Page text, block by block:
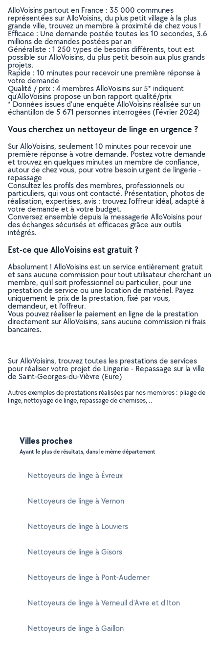
AlloVoisins partout en France : 35 000 communes
représentées sur AlloVoisins, du plus petit village à la plus
grande ville, trouvez un membre à proximité de chez vous !
Efficace : Une demande postée toutes les 10 secondes, 3.6
millions de demandes postées par an
Généraliste : 1 250 types de besoins différents, tout est
possible sur AlloVoisins, du plus petit besoin aux plus grands
projets.
Rapide : 10 minutes pour recevoir une première réponse à
votre demande
Qualité / prix : 4 membres AlloVoisins sur 5* indiquent
qu’AlloVoisins propose un bon rapport qualité/prix
* Données issues d’une enquête AlloVoisins réalisée sur un
échantillon de 5 671 personnes interrogées (Février 2024)
Vous cherchez un nettoyeur de linge en urgence ?
Sur AlloVoisins, seulement 10 minutes pour recevoir une
première réponse à votre demande. Postez votre demande
et trouvez en quelques minutes un membre de confiance,
autour de chez vous, pour votre besoin urgent de lingerie -
repassage
Consultez les profils des membres, professionnels ou
particuliers, qui vous ont contacté. Présentation, photos de
réalisation, expertises, avis : trouvez l'offreur idéal, adapté à
votre demande et à votre budget.
Conversez ensemble depuis la messagerie AlloVoisins pour
des échanges sécurisés et efficaces grâce aux outils
intégrés.
Est-ce que AlloVoisins est gratuit ?
Absolument ! AlloVoisins est un service entièrement gratuit
et sans aucune commission pour tout utilisateur cherchant un
membre, qu’il soit professionnel ou particulier, pour une
prestation de service ou une location de matériel. Payez
uniquement le prix de la prestation, fixé par vous,
demandeur, et l’offreur.
Vous pouvez réaliser le paiement en ligne de la prestation
directement sur AlloVoisins, sans aucune commission ni frais
bancaires.
Sur AlloVoisins, trouvez toutes les prestations de services
pour réaliser votre projet de Lingerie - Repassage sur la ville
de Saint-Georges-du-Vièvre (Eure)
Autres exemples de prestations réalisées par nos membres : pliage de
linge, nettoyage de linge, repassage de chemises, ..
Villes proches
Ayant le plus de résultats, dans le même département
Nettoyeurs de linge à Évreux
Nettoyeurs de linge à Vernon
Nettoyeurs de linge à Louviers
Nettoyeurs de linge à Gisors
Nettoyeurs de linge à Pont-Audemer
Nettoyeurs de linge à Verneuil d'Avre et d'Iton
Nettoyeurs de linge à Gaillon